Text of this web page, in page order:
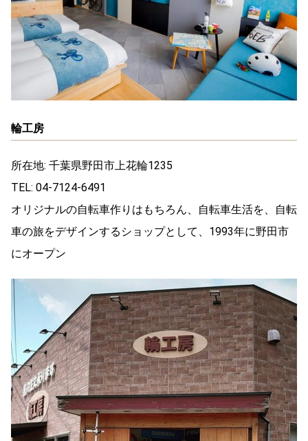
輪工房
所在地: 千葉県野田市上花輪1235
TEL: 04-7124-6491
オリジナルの自転車作りはもちろん、自転車生活を、自転
車の旅をデザインするショップとして、1993年に野田市
にオープン